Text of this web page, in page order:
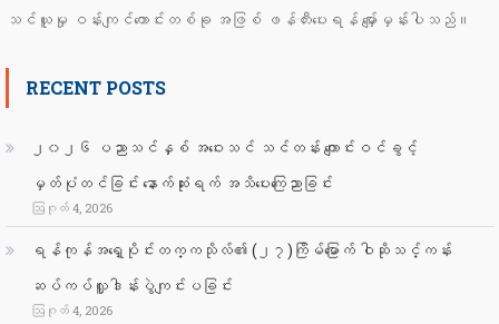
သင်ယူမှု ဝန်းကျင်ကောင်းတစ်ခု အဖြစ် ဖန်တီးပေးရန် မျှော်မှန်းပါသည်။
RECENT POSTS
၂၀၂၆ ပညာသင်နှစ် အဝေးသင် သင်တန်း ကျောင်းဝင်ခွင့်
မှတ်ပုံတင်ခြင်း နောက်ဆုံးရက် အသိပေးကြေညာခြင်း
ဩဂုတ် 4, 2026
ရန်ကုန်အရှေ့ပိုင်းတက္ကသိုလ်၏ (၂၇)ကြိမ်မြောက် ဝါဆိုသင်္ကန်း
ဆပ်ကပ်လှူဒါန်းပွဲကျင်းပခြင်း
ဩဂုတ် 4, 2026